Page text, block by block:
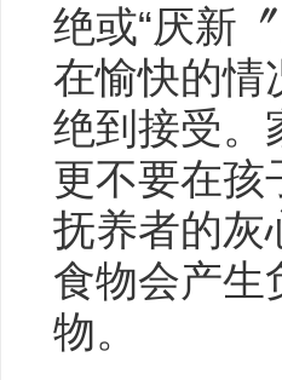
绝或“厌新
在愉快的情
绝到接受。
更不要在孩
抚养者的灰
食物会产生
物。